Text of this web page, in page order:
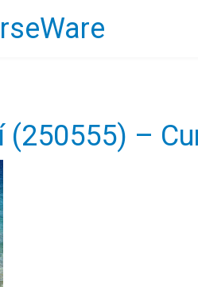
(250555) –